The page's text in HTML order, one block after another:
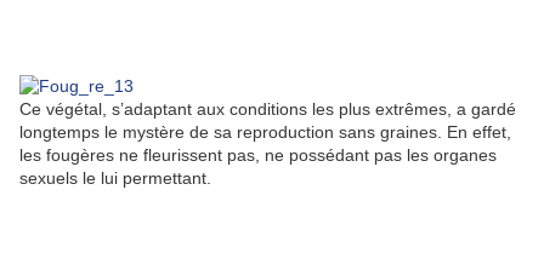
Ce végétal, s’adaptant aux conditions les plus extrêmes, a gardé
longtemps le mystère de sa reproduction sans graines. En effet,
les fougères ne fleurissent pas, ne possédant pas les organes
sexuels le lui permettant.